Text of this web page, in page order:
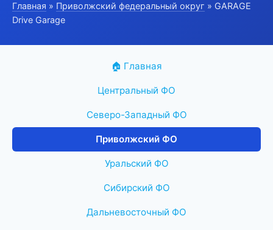
Главная » Приволжский федеральный округ » GARAGE
Drive Garage
🏠 Главная
Центральный ФО
Северо-Западный ФО
Приволжский ФО
Уральский ФО
Сибирский ФО
Дальневосточный ФО